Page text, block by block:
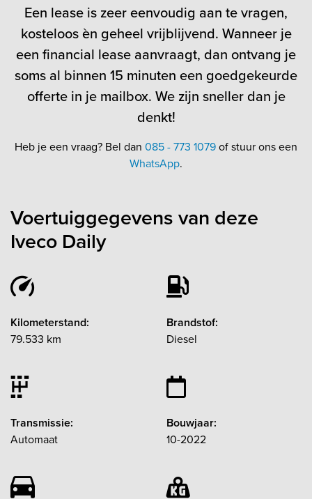
Een lease is zeer eenvoudig aan te vragen,
kosteloos èn geheel vrijblijvend. Wanneer je
een financial lease aanvraagt, dan ontvang je
soms al binnen 15 minuten een goedgekeurde
offerte in je mailbox. We zijn sneller dan je
denkt!
Heb je een vraag? Bel dan 085 - 773 1079of stuur ons een
WhatsApp.
Voertuiggegevens van deze
Iveco Daily
Kilometerstand:
79.533 km
Brandstof:
Diesel
Transmissie:
Automaat
Bouwjaar:
10-2022